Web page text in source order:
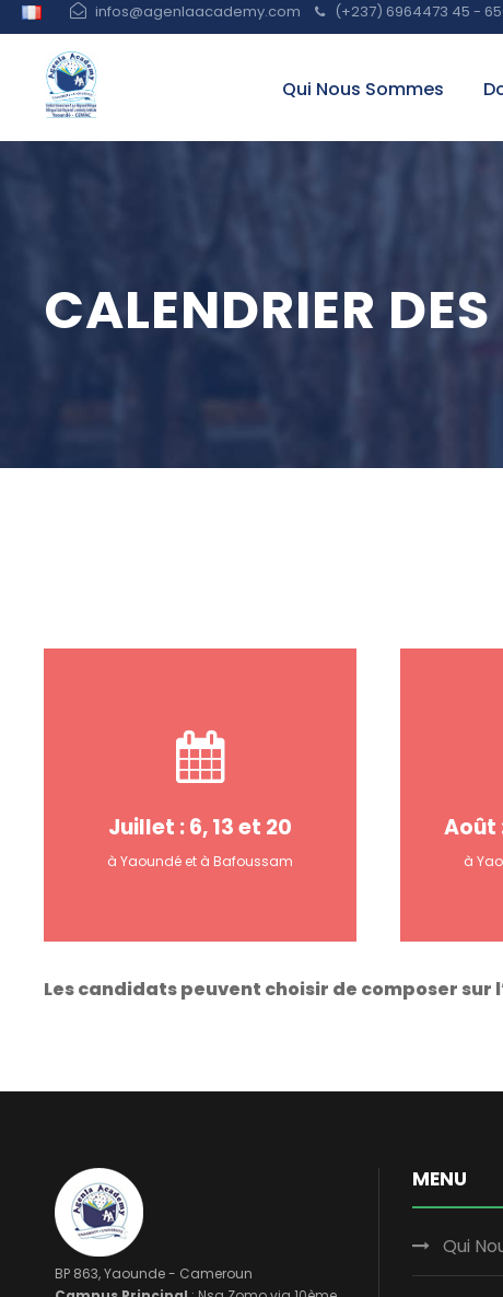
infos@agenlaacademy.com (+237) 6964473 45 -
Qui Nous Sommes
CALENDRIER
Juillet : 6, 13 et 20
à Yaoundé et à Bafoussam
Août
à
Les candidats peuvent choisir de composer sur
BP 863, Yaounde - Cameroun
MENU
Qui